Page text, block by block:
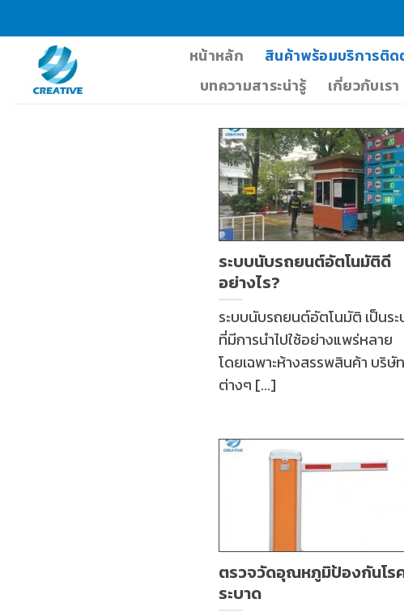
content
หน้าหลัก สินค้าพร้อมบริการติ
บทความสาระน่ารู้
เกี่ยวกับเรา
ระบบนับรถยนต์อัตโนมัติดี
อย่างไร?
ระบบนับรถยนต์อัตโนมัติ เป็นร
ที่มีการนำไปใช้อย่างแพร่หลาย
โดยเฉพาะห้างสรรพสินค้า บริษัท
ต่างๆ [...]
ตรวจวัดอุณหภูมิป้องกันโร
ระบาด